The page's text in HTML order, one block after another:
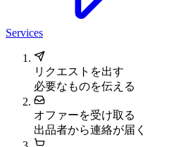
Services
リクエストを出す
必要なものを伝える
オファーを受け取る
出品者から連絡が届く